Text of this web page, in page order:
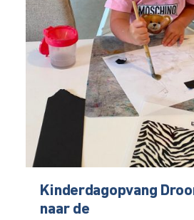
Kinderdagopvang
naar de